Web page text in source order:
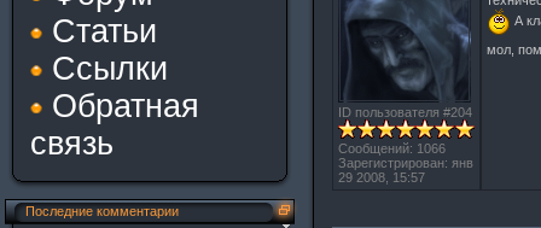
Статьи
Ссылки
Обратная
связь
Последние комментарии
ID пользователя #204
Сообщений: 1066
Зарегистрирован: янв
29 2008, 15:57
А
мол,